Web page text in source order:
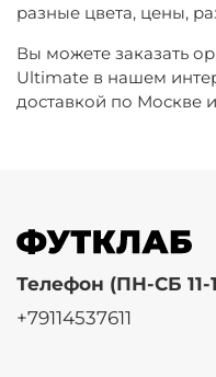
разные цвета, цены,
Вы можете заказать
Ultimate в нашем
доставкой по Москве
Телефон (ПН-СБ
+79114537611